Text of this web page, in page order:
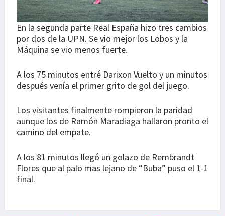
En la segunda parte Real España hizo tres cambios
por dos de la UPN. Se vio mejor los Lobos y la
Máquina se vio menos fuerte.
A los 75 minutos entré Darixon Vuelto y un minutos
después venía el primer grito de gol del juego.
Los visitantes finalmente rompieron la paridad
aunque los de Ramón Maradiaga hallaron pronto el
camino del empate.
A los 81 minutos llegó un golazo de Rembrandt
Flores que al palo mas lejano de “Buba” puso el 1-1
final.